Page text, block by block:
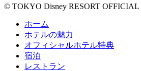
© TOKYO Disney RESORT OFFICIAL
ホーム
ホテルの魅力
オフィシャルホテル特典
宿泊
レストラン